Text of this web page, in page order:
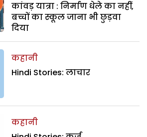
कांवड़ यात्रा : निर्माण धेले का नहीं,
बच्चों का स्कूल जाना भी छुड़वा
दिया
कहानी
Hindi Stories: लाचार
कहानी